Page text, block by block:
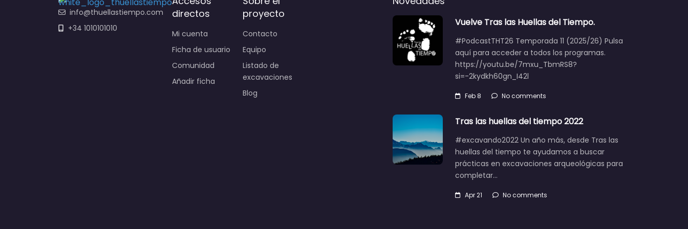
info@thuellastiempo.com
+34 1010101010
directos
Mi cuenta
Ficha de usuario
Comunidad
Añadir ficha
proyecto
Contacto
Equipo
Listado de
excavaciones
Blog
Vuelve Tras las Huellas del Tiempo.
#PodcastTHT26 Temporada 11 (2025/26) Pulsa
aquí para acceder a todos los programas.
https://youtu.be/7mxu_TbmRS8?
si=-2kydkh60gn_I42l
Feb 8 No comments
Tras las huellas del tiempo 2022
#excavando2022 Un año más, desde Tras las
huellas del tiempo te ayudamos a buscar
prácticas en excavaciones arqueológicas para
completar…
Apr 21 No comments